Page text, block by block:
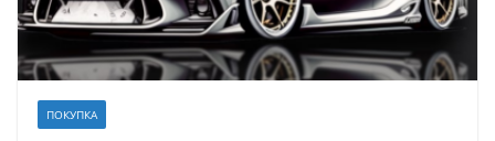
ПОКУПКА